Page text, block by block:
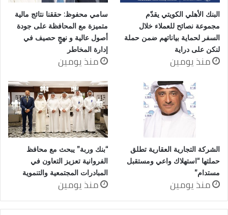
البنك الأهلي الكويتي يقدّم
مجموعة نصائح للعملاء خلال
السفر لحماية بياناتهم ضمن حملة
لنكن على دراية
منذ يومين
سامي محفوظ: حققنا نتائج مالية
متميزة مع المحافظة على جودة
أصول عالية و نهجٍ حصيف في
إدارة المخاطر
منذ يومين
الشركة التجارية العقارية تطلق
حملتها “استهلاك واعي ومستقبل
مستدام”
منذ يومين
“بنك وربة” يبحث مع محافظ
الفروانية تعزيز التعاون في
المبادرات المجتمعية والتنموية
منذ يومين